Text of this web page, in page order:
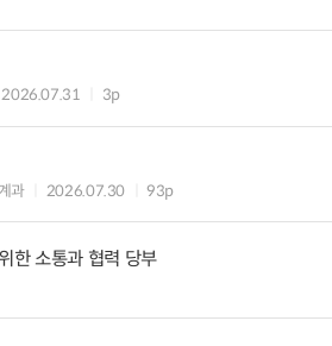
2026.07.31 3p
과 2026.07.30 93p
한 소통과 협력 당부